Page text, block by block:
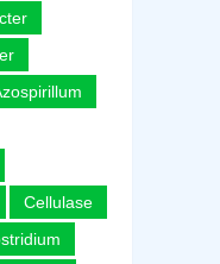
Cellulase